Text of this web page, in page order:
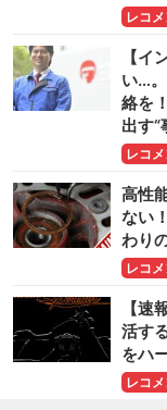
レコ
【イ
い…
絡を
出す“
レコ
高性
ない
わり
レコ
【速
活す
をハ
レコ